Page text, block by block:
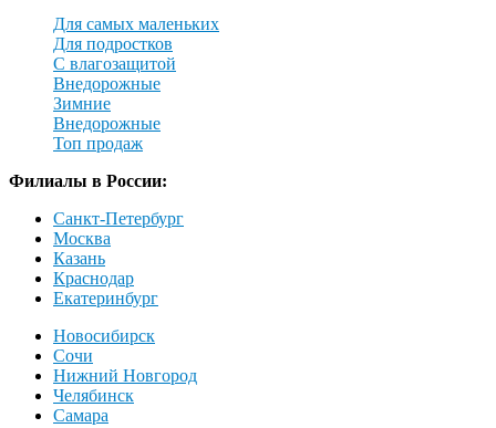
Для самых маленьких
Для подростков
С влагозащитой
Внедорожные
Зимние
Внедорожные
Топ продаж
Филиалы в России:
Санкт-Петербург
Москва
Казань
Краснодар
Екатеринбург
Новосибирск
Сочи
Нижний Новгород
Челябинск
Самара